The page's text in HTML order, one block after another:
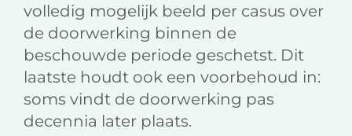
volledig mogelijk beeld per casus over
de doorwerking binnen de
beschouwde periode geschetst. Dit
laatste houdt ook een voorbehoud in:
soms vindt de doorwerking pas
decennia later plaats.